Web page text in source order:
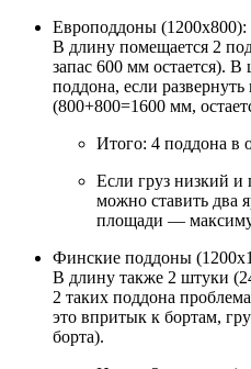
Европоддоны (1200х800):
В длину помещается 2
запас 600 мм остается).
поддона, если
(800+800=1600 мм,
Итого: 4 поддона в
Если груз низкий и
можно ставить два
площади —
Финские поддоны
В длину также 2 штуки
2 таких поддона
это впритык к бортам,
борта).